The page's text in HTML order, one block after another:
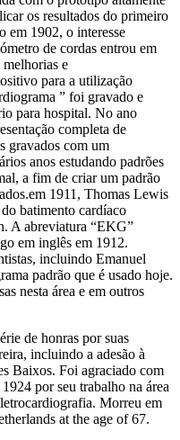
os resultados do primeiro
em 1902, o interesse
de cordas entrou em
e
para a utilização
” foi gravado e
para hospital. No ano
completa de
gravados com um
anos estudando padrões
a fim de criar um padrão
1911, Thomas Lewis
batimento cardíaco
A abreviatura “EKG”
em inglês em 1912.
incluindo Emanuel
padrão que é usado hoje.
nesta área e em outros
de honras por suas
incluindo a adesão à
Baixos. Foi agraciado com
por seu trabalho na área
Morreu em
at the age of 67.